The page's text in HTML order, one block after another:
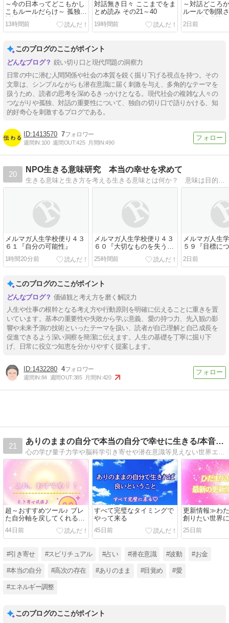
～今の日本ってどこもかし
こもルールだらけ～ 孤独と
対話（孤独を感じています
か？）
13時間前
対話無き日々 ここまでをま
とめ読み その21～40
19時間前
～対話どころ
ルールで制限
～ 孤独と対話
ていますか？）
2日前
このブログのここがポイント
鋭い切り口と現代問題の洞察力
日常の中に潜む人間関係や社会の本質を鋭く掘り下げる視点を持つ。その
文章は、シンプルながらも潜在意識に届く刺激を与え、多角的なテーマを
扱うため、読者の思考を深めるきっかけとなる。現代社会の複雑な人々の
つながりや孤独、対話の重要性について、独自の切り口で語りかける、知
的好奇心を刺激するブログである。
1413570 7
週間IN:100 週間OUT:425 月間IN:490
20
NPO生きる意味研究 本当の幸せを求めて
生きる意味と生き方を考える生きる意味とは何か？ 意味は目的があり成立するもの。
メルマガ人生学校便り４３
６１『自分の可能性』
1時間20分前
メルマガ人生学校便り４３
６０『大切なものを失う前
に気づきたい』
25時間前
メルマガ人生
５９『目標に
大切に』
2日前
このブログのここがポイント
価値観と考え方を磨く解説力
人生や仕事の根幹となる考え方や行動原則を明確に伝えることに重きを置
いています。基本の重要性や失敗から学ぶ意義、愛の持つ力、先入観の影
響や未来予測の技術といったテーマを扱い、読者が自己理解と自己成長を
促進できるよう深い洞察を簡潔に伝えます。人生の基礎を丁寧に掘り下
げ、日常に役立つ知恵を分かりやすく提案します。
1432280 4
週間IN:84 週間OUT:385 月間IN:420
21
ありのままの自分で本当の自分で幸せに生きる/本音BLOG
心の学び量子力学や脳科学引き寄せや潜在意識等見えない世界エネルギーの仕組みを知ることから本当の自分に気づき幸せに生きられるように。氣づきや知識の発信で引き寄せがあたりまえに成る現実創造願望実現が芯から信じられる世界の生き方を伝えています♪゛
超～おすすめツール♪ ブレ
た自分軸を戻してくれる
♪゛いつも安心状態に戻る
コツ★
44日前
すべて完璧なタイミングで
やって来る
45日前
更新情報≫わ
創りたい世界
どん構築拡大
25日前
#引き寄せ #スピリチュアル #占い #潜在意識 #波動 #お金
#本当の自分 #高次の存在 #ありのまま #目覚め #愛
#エネルギー調整
このブログのここがポイント